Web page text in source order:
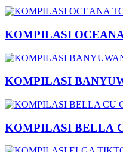
KOMPILASI
KOMPILASI
KOMPILASI BELLA